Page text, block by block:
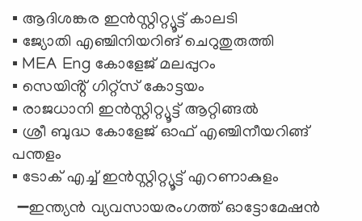
▪️ ആദിശങ്കര ഇൻസ്റ്റിറ്റ്യൂട്ട് കാലടി
▪️ ജ്യോതി എഞ്ചിനിയറിങ് ചെറുതുരുത്തി
▪️ MEA Eng കോളേജ് മലപ്പുറം
▪️ സെയിൻ്റ് ഗിറ്റ്സ് കോട്ടയം
▪️ രാജധാനി ഇൻസ്റ്റിറ്റ്യൂട്ട് ആറ്റിങ്ങൽ
▪️ ശ്രീ ബുദ്ധ കോളേജ് ഓഫ് എഞ്ചിനീയറിങ്ങ്
പന്തളം
▪️ ടോക് എച്ച് ഇൻസ്റ്റിറ്റ്യൂട്ട് എറണാകുളം
➖ഇന്ത്യൻ വ്യവസായരംഗത്ത് ഓട്ടോമേഷൻ